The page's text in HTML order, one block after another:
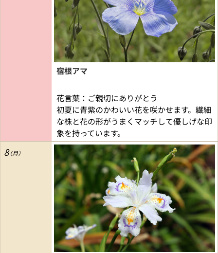
宿根アマ
花言葉：ご親切にありがとう
初夏に青紫のかわいい花を咲かせます。繊細
な株と花の形がうまくマッチして優しげな印
象を持っています。
8